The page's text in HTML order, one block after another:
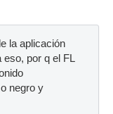
la aplicación
eso, por q el FL
negro y